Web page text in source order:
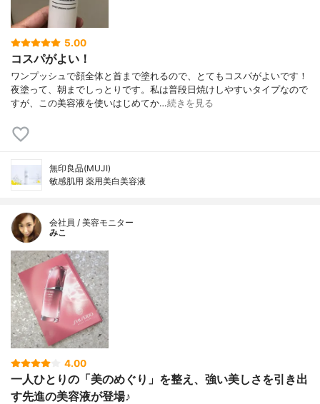
5.00
コスパがよい！
ワンプッシュで顔全体と首まで塗れるので、とてもコスパがよいです！
夜塗って、朝までしっとりです。私は普段日焼けしやすいタイプなので
すが、この美容液を使いはじめてか…続きを見る
無印良品(MUJI)
敏感肌用 薬用美白美容液
会社員 / 美容モニター
みこ
4.00
一人ひとりの「美のめぐり」を整え、強い美しさを引き出
す先進の美容液が登場♪